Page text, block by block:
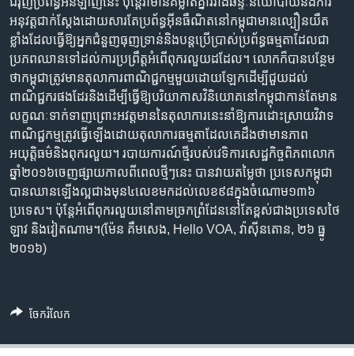
អនុវត្ត​ជាក់​ស្តែង​ដោយសារ​តែ​ប្រព័ន្ធ​អ៊ីនធឺណិត​នៅ​កម្ពុជា​មាន​ល្បឿន​យឺត​
ខ្លាំង​ដែល​ធ្វើ​ឱ្យ​​អ្នក​ជំនួញ​ធុញទ្រាន់​និង​បន្ត​ប្រើប្រាស់​ប្រព័ន្ធ​ធម្មតា​ដែល​ជា​
ប្រភព​ឈាន​ទៅ​ដល់​ការ​ប្រព្រឹត្ត​អំពើ​ពុករលួយ​ដដែល។ លោក​ក៏​បាន​បន្ថែម​
ថា​កម្ពុជា​ត្រូវ​មាន​តុលាការ​ពាណិជ្ជកម្ម​មួយ​ដោយ​ឡែក​ដើម្បី​ជួយ​ដល់​
ពាណិជ្ជករ​ផង​ដែរ​និង​​ដើម្បី​​ធ្វើ​ឱ្យ​បរិយាកាស​វិនិយោគ​នៅ​កម្ពុជា​កាន់​តែ​មាន​
លក្ខណៈ​ទាក់ទាញ​ព្រោះ​អវត្តមាន​នៃ​តុលាការ​នេះ​នាំ​ឱ្យ​ការ​ដោះស្រាយ​វិវាទ​
ពាណិជ្ជកម្ម​ត្រូវ​ធ្វើឡើង​ដោយ​តុលាការ​ធម្មតា​ដែល​គេ​ដឹង​ថា​​មាន​ភាព​
អយុត្តិធម៌​និង​ពុករលួយ។ របាយការណ៍​ថ្មី​របស់​វេទិការ​សេដ្ឋកិច្ច​ពិភពលោក​
ឆ្នាំ​២០១៦​ចេញផ្សាយកាលពីពេល​ថ្មីៗ​នេះ បាន​វាយ​តម្លៃ​ថា ប្រទេស​កម្ពុជា​
បាន​ឈាន​ឡើង​ល្អ​ជាង​មុន​៤លេខ​មកដល់​លេខ​៩៨ក្នុង​ចំណោម​១៣៦​
ប្រទេស។ ប៉ុន្តែ​អំពើ​ពុករលួយ​នៅតាម​ច្រក​ព្រំដែន​នៅ​តែ​ខ្ពស់ជាង​ប្រទេស​ថៃ
ឡាវ និង​វៀតណាម។(ម៉ែន គឹមសេង, Hello VOA, វ៉ាស៊ីនតោន, ២៦ ធ្នូ
២០១៦)
ចែករំលែក